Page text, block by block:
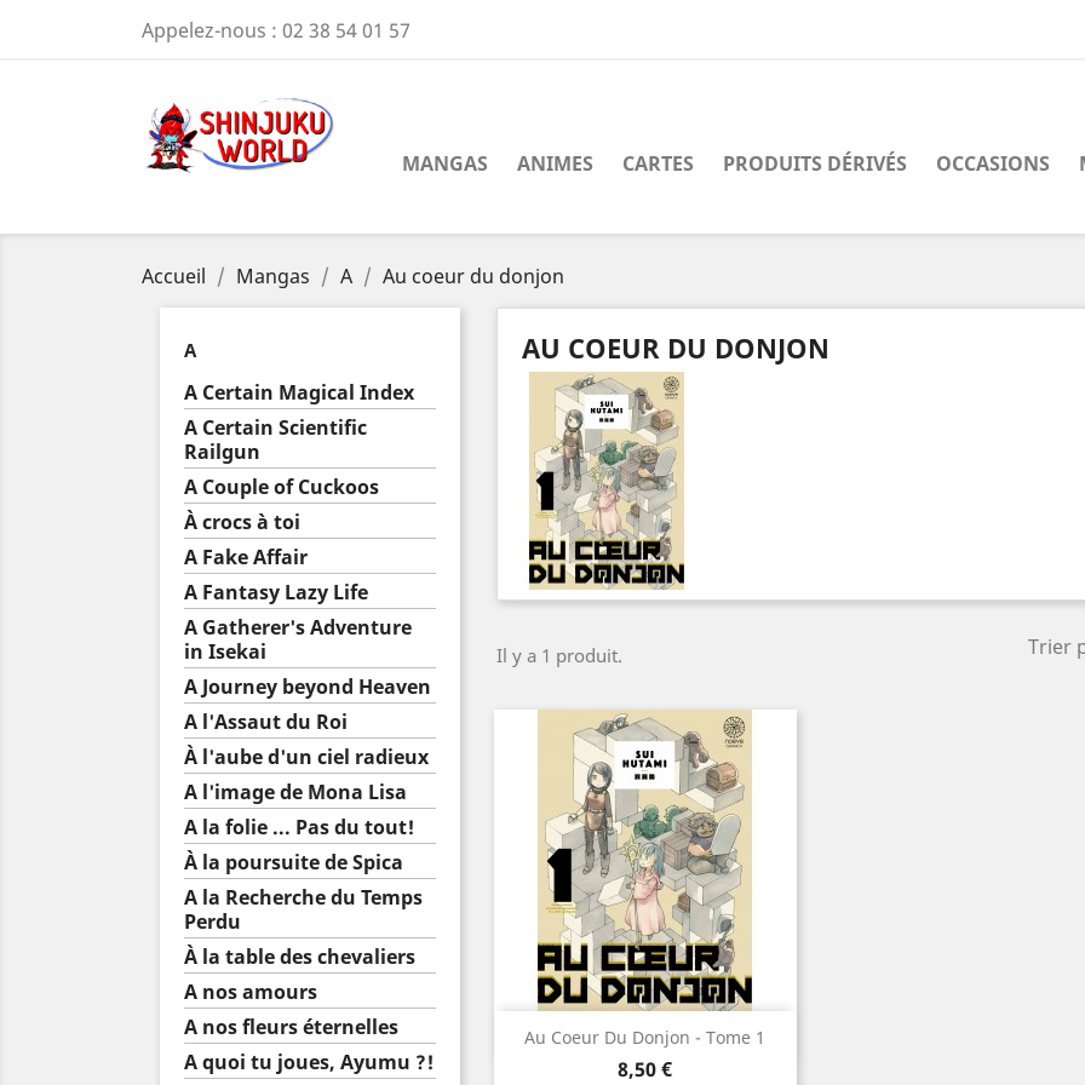
Appelez-nous : 02 38 54 01 57
MANGAS ANIMES CARTES PRODUITS DÉRIVÉS OCCASIONS
Accueil Mangas A Au coeur du donjon
A
A Certain Magical Index
A Certain Scientific
Railgun
A Couple of Cuckoos
À crocs à toi
A Fake Affair
A Fantasy Lazy Life
A Gatherer's Adventure
in Isekai
A Journey beyond Heaven
A l'Assaut du Roi
À l'aube d'un ciel radieux
A l'image de Mona Lisa
A la folie ... Pas du tout!
À la poursuite de Spica
A la Recherche du Temps
Perdu
À la table des chevaliers
A nos amours
A nos fleurs éternelles
A quoi tu joues, Ayumu ?!
AU COEUR DU DONJON
Il y a 1 produit.
Trier
Au Coeur Du Donjon - Tome 1
Prix
8,50 €
Aperçu rapide